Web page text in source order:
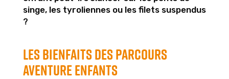
singe, les tyroliennes ou les filets suspendus
?
Les bienfaits des parcours
aventure enfants